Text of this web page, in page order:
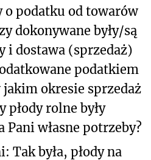
o podatku od towarów
dokonywane były/są
i dostawa (sprzedaż)
podatkiem
okresie sprzedaż
płody rolne były
własne potrzeby?
Tak była, płody na